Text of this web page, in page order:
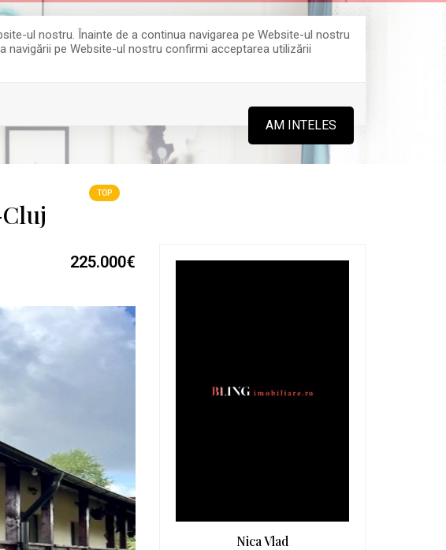
ul nostru. Înainte de a continua navigarea pe Website-ul nostru
navigării pe Website-ul nostru confirmi acceptarea utilizării
AM INTELES
0364 808 888
225.000€
TOP
Nica Vlad